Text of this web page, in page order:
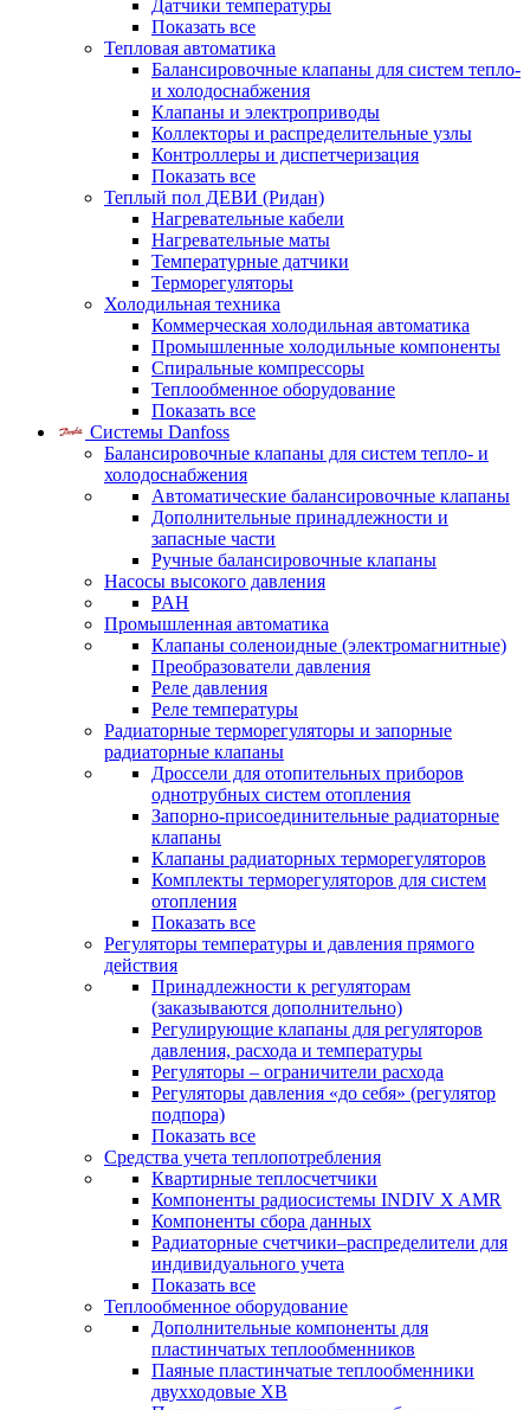
Датчики температуры
Показать все
Тепловая автоматика
Балансировочные клапаны для систем тепло-
и холодоснабжения
Клапаны и электроприводы
Коллекторы и распределительные узлы
Контроллеры и диспетчеризация
Показать все
Теплый пол ДЕВИ (Ридан)
Нагревательные кабели
Нагревательные маты
Температурные датчики
Терморегуляторы
Холодильная техника
Коммерческая холодильная автоматика
Промышленные холодильные компоненты
Спиральные компрессоры
Теплообменное оборудование
Показать все
Системы Danfoss
Балансировочные клапаны для систем тепло- и
холодоснабжения
Автоматические балансировочные клапаны
Дополнительные принадлежности и
запасные части
Ручные балансировочные клапаны
Насосы высокого давления
PAH
Промышленная автоматика
Клапаны соленоидные (электромагнитные)
Преобразователи давления
Реле давления
Реле температуры
Радиаторные терморегуляторы и запорные
радиаторные клапаны
Дроссели для отопительных приборов
однотрубных систем отопления
Запорно-присоединительные радиаторные
клапаны
Клапаны радиаторных терморегуляторов
Комплекты терморегуляторов для систем
отопления
Показать все
Регуляторы температуры и давления прямого
действия
Принадлежности к регуляторам
(заказываются дополнительно)
Регулирующие клапаны для регуляторов
давления, расхода и температуры
Регуляторы – ограничители расхода
Регуляторы давления «до себя» (регулятор
подпора)
Показать все
Средства учета теплопотребления
Квартирные теплосчетчики
Компоненты радиосистемы INDIV X AMR
Компоненты сбора данных
Радиаторные счетчики–распределители для
индивидуального учета
Показать все
Теплообменное оборудование
Дополнительные компоненты для
пластинчатых теплообменников
Паяные пластинчатые теплообменники
двухходовые XB